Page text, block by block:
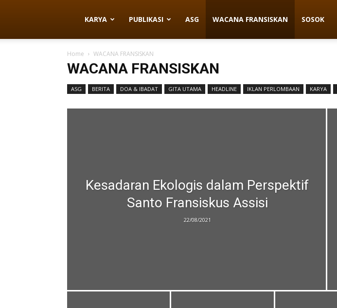
JPIC-
OFM
Indonesia
KARYA PUBLIKASI ASG WACANA FRANSISKAN SOSOK
Home WACANA FRANSISKAN
WACANA FRANSISKAN
ASG BERITA DOA & IBADAT GITA UTAMA HEADLINE IKLAN PERLOMBAAN KARYA
Kesadaran Ekologis dalam Perspektif
Santo Fransiskus Assisi
22/08/2021